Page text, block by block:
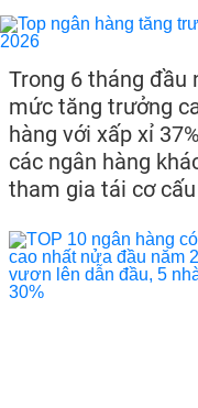
Trong 6 tháng đầu
mức tăng trưởng
hàng với xấp xỉ
các ngân hàng
tham gia tái cơ